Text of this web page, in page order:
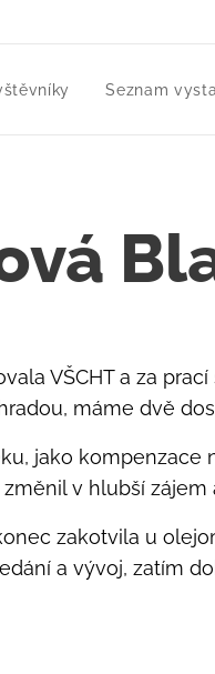
Seznam
VŠCHT a za
máme dvě
jako
v hlubší zájem
zakotvila u
a vývoj, zatím